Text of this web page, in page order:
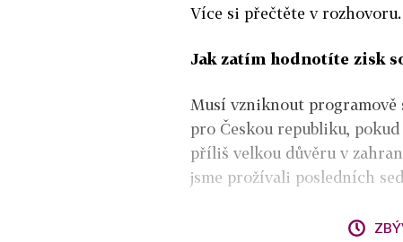
Více si přečtěte v rozhovoru.
Jak zatím hodnotíte zisk
Musí vzniknout programově
pro Českou republiku,
příliš velkou důvěru v
jsme prožívali posledních